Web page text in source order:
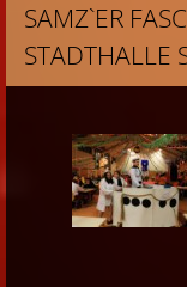
SAMZ`ER
STADTHALLE